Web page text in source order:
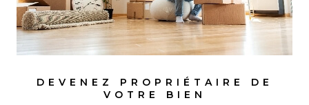
DEVENEZ PROPRIÉTAIRE DE
VOTRE BIEN